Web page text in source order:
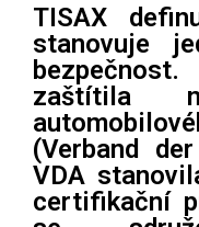
TISAX
stanovuje
zaštítila
(Verband
VDA
certifikační